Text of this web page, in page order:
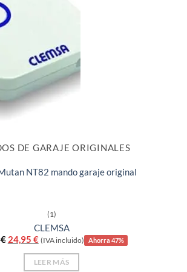
DE GARAJE ORIGINALES
NT82 mando garaje original
(1)
CLEMSA
€ El
precio
original
24,95 €El
precio
actual
es:
(IVA incluido) Ahorra 47%
LEER MÁS